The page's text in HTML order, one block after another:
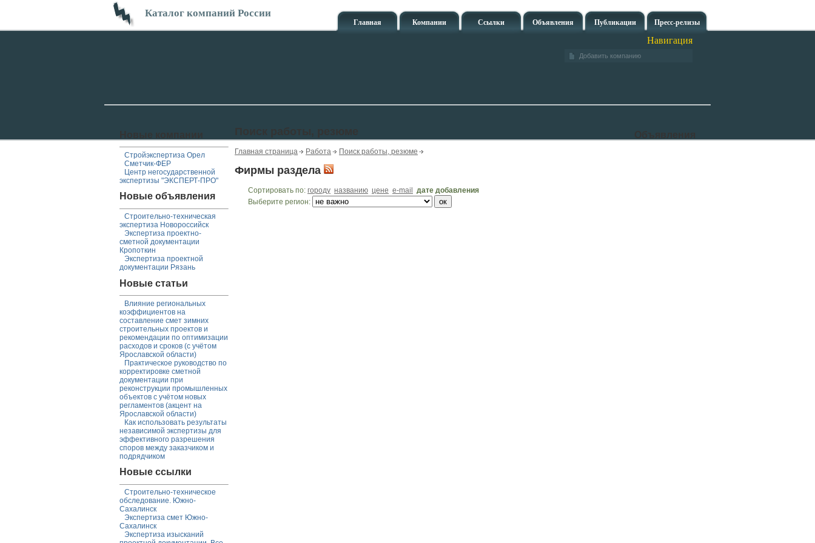
Каталог компаний России
Главная Компании Ссылки Объявления Публикации Пресс-релизы
Навигация
Добавить компанию
Стройэкспертиза Орел
Сметчик-ФЕР
Центр негосударственной
экспертизы "ЭКСПЕРТ-ПРО"
Новые объявления
Строительно-техническая
экспертиза Новороссийск
Экспертиза проектно-
сметной документации
Кропоткин
Экспертиза проектной
документации Рязань
Новые статьи
Влияние региональных
коэффициентов на
составление смет зимних
строительных проектов и
рекомендации по оптимизации
расходов и сроков (с учётом
Ярославской области)
Практическое руководство по
корректировке сметной
документации при
реконструкции промышленных
объектов с учётом новых
регламентов (акцент на
Ярославской области)
Как использовать результаты
независимой экспертизы для
эффективного разрешения
споров между заказчиком и
подрядчиком
Новые ссылки
Строительно-техническое
обследование. Южно-
Сахалинск
Экспертиза смет Южно-
Сахалинск
Экспертиза изысканий
Главная страница Работа Поиск работы, резюме
Фирмы раздела
Сортировать по: городу названию цене e-mail
дате добавления
Выберите регион: